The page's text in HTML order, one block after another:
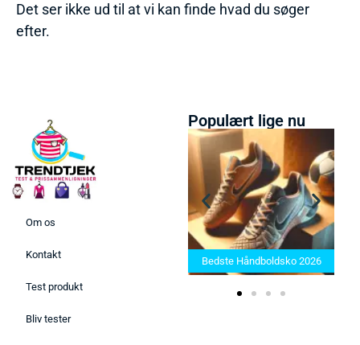
Det ser ikke ud til at vi kan finde hvad du søger
efter.
Om os
Kontakt
Test produkt
Bliv tester
Populært lige nu
Bedste Saunatæppe 2025 –
Find de bedste produkter her!
Bedste Håndboldsko 2026